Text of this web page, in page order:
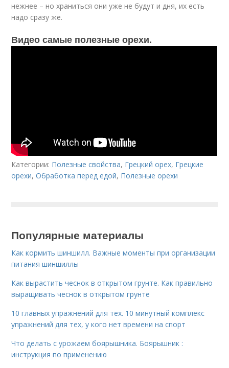
нежнее – но храниться они уже не будут и дня, их есть
надо сразу же.
Видео самые полезные орехи.
Категории: Полезные свойства, Грецкий орех, Грецкие
орехи,Обработка перед едой, Полезные орехи
Популярные материалы
Как кормить шиншилл. Важные моменты при организации
питания шиншиллы
Как вырастить чеснок в открытом грунте. Как правильно
выращивать чеснок в открытом грунте
10 главных упражнений для тех. 10 минутный комплекс
упражнений для тех, у кого нет времени на спорт
Что делать с урожаем боярышника. Боярышник :
инструкция по применению